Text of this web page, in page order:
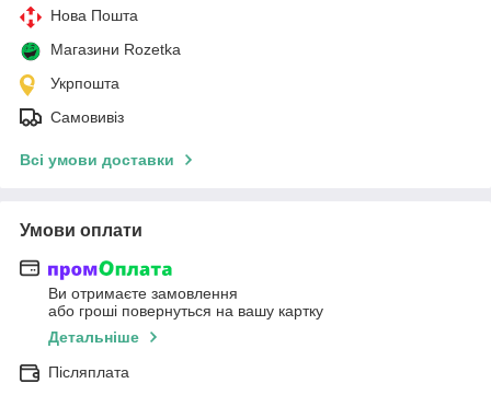
Нова Пошта
Магазини Rozetka
Укрпошта
Самовивіз
Всі умови доставки
Умови оплати
Ви отримаєте замовлення
або гроші повернуться на вашу картку
Детальніше
Післяплата